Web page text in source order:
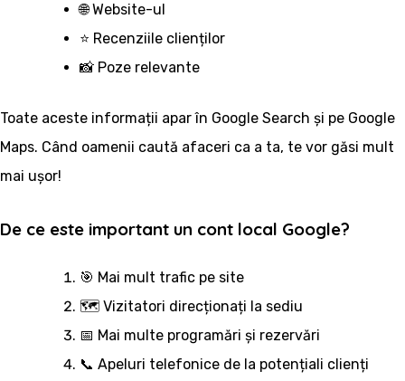
🌐 Website-ul
⭐ Recenziile clienților
📸 Poze relevante
Toate aceste informații apar în Google Search și pe Google
Maps. Când oamenii caută afaceri ca a ta, te vor găsi mult
mai ușor!
De ce este important un cont local Google?
🎯 Mai mult trafic pe site
🗺️ Vizitatori direcționați la sediu
📅 Mai multe programări și rezervări
📞 Apeluri telefonice de la potențiali clienți